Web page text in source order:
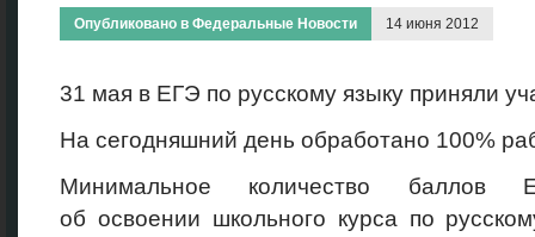
Опубликовано в Федеральные Новости 14 июня 2012
31 мая в ЕГЭ по русскому языку приняли
На сегодняшний день обработано 100%
Минимальное количество баллов
об освоении школьного курса по